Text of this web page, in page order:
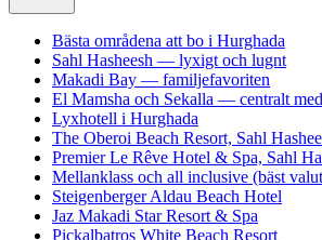
Bästa områdena att bo i Hurghada
Sahl Hasheesh — lyxigt och lugnt
Makadi Bay — familjefavoriten
El Mamsha och Sekalla — centralt
Lyxhotell i Hurghada
The Oberoi Beach Resort, Sahl
Premier Le Rêve Hotel & Spa, Sahl
Mellanklass och all inclusive (bäst
Steigenberger Aldau Beach Hotel
Jaz Makadi Star Resort & Spa
Pickalbatros White Beach Resort